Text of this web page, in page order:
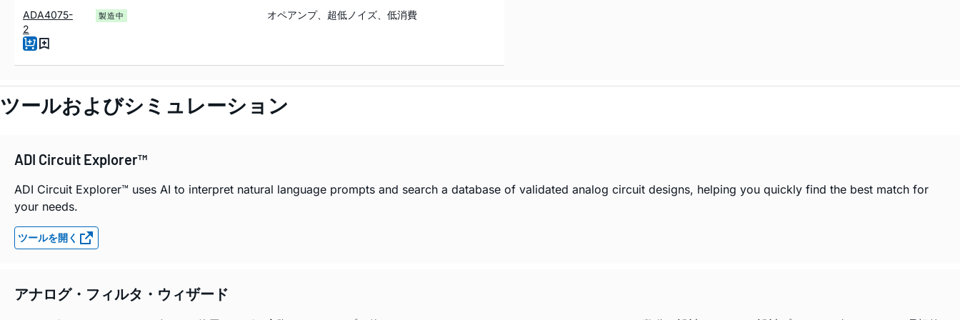
ADA4075-
2
製造中 オペアンプ、超低ノイズ、低消費
ツールおよびシミュレーション
ADI Circuit Explorer™
ADI Circuit Explorer™ uses AI to interpret natural language prompts and search a database of validated analog circuit designs, helping you quickly find the best match for
your needs.
ツールを開く
アナログ・フィルタ・ウィザード